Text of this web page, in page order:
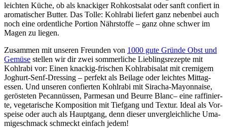
leich­ten Küche, ob als kna­cki­ger Roh­kost­sa­lat oder sanft con­fiert in
aro­ma­ti­scher But­ter. Das Tol­le: Kohl­ra­bi lie­fert ganz neben­bei auch
noch eine ordent­li­che Por­ti­on Nähr­stof­fe – ganz ohne schwer im
Magen zu liegen.
Zusam­men mit unse­ren Freun­den von 1000 gute Grün­de Obst und
Gemü­se stel­len wir dir zwei som­mer­li­che Lieb­lings­re­zep­te mit
Kohl­ra­bi vor: Einen kna­ckig-fri­schen Kohl­ra­bi­sa­lat mit cre­mi­gem
Joghurt-Senf-Dres­sing – per­fekt als Bei­la­ge oder leich­tes Mit­tag­
essen. Und unse­ren con­fier­ten Kohl­ra­bi mit Siracha-Mayon­nai­se,
gerös­te­ten Pecan­nüs­sen, Par­me­san und Beur­re Blanc– eine raf­fi­nier­
te, vege­ta­ri­sche Kom­po­si­ti­on mit Tief­gang und Tex­tur. Ide­al als Vor­
spei­se oder auch als Haupt­gang, denn die­ser unver­gleich­li­che Uma­
mi­ge­schmack schmeckt ein­fach jedem!